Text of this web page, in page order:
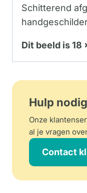
Schitterend
Dit beeld is 18
Hulp
Onze
al je vragen
Contact